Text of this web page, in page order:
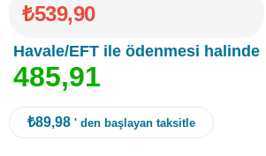
₺539,90
Havale/EFT ile ödenmesi halinde
485,91
₺89,98 ' den başlayan taksitle